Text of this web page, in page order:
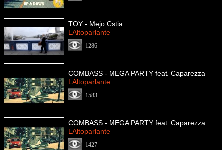
TOY - Mejo Ostia
LAltoparlante
1286
COMBASS - MEGA PARTY feat. Caparezza
LAltoparlante
1583
COMBASS - MEGA PARTY feat. Caparezza
LAltoparlante
1427